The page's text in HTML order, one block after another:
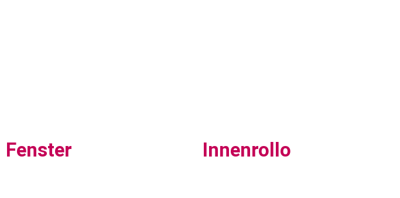
Fenster Innenrollo